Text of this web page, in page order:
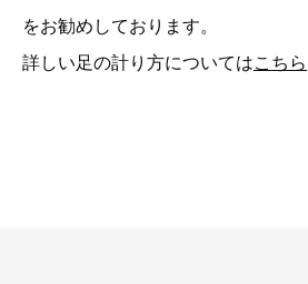
をお勧めしております。
詳しい足の計り方についてはこちら